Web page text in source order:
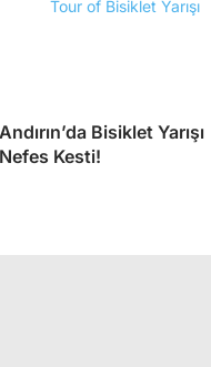
Andırın’da Bisiklet Yarışı
Nefes Kesti!